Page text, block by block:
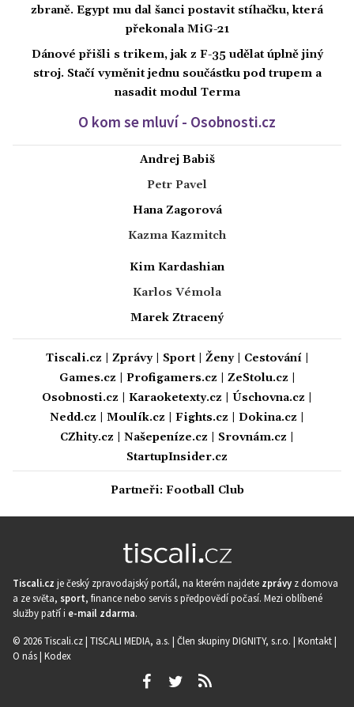
zbraně. Egypt mu dal šanci postavit stíhačku, která
překonala MiG-21
Dánové přišli s trikem, jak z F-35 udělat úplně jiný
stroj. Stačí vyměnit jednu součástku pod trupem a
nasadit modul Terma
O kom se mluví - Osobnosti.cz
Andrej Babiš
Petr Pavel
Hana Zagorová
Kazma Kazmitch
Kim Kardashian
Karlos Vémola
Marek Ztracený
Tiscali.cz Zprávy| Sport| Ženy| Cestování|
Games.cz
Profigamers.cz ZeStolu.cz
Osobnosti.cz
Karaoketexty.cz Úschovna.cz
Nedd.cz
Moulík.cz Fights.cz Dokina.cz
CZhity.cz
Našepeníze.cz Srovnám.cz
StartupInsider.cz
Partneři: Football Club
Tiscali.cz je český zpravodajský portál, na kterém najdete zprávy z domova
a ze světa, sport, finance nebo servis s předpovědí počasí. Mezi oblíbené
služby patří i e-mail zdarma.
© 2026 Tiscali.cz | TISCALI MEDIA, a.s. | Člen skupiny DIGNITY, s.r.o. | Kontakt|
O nás| Kodex